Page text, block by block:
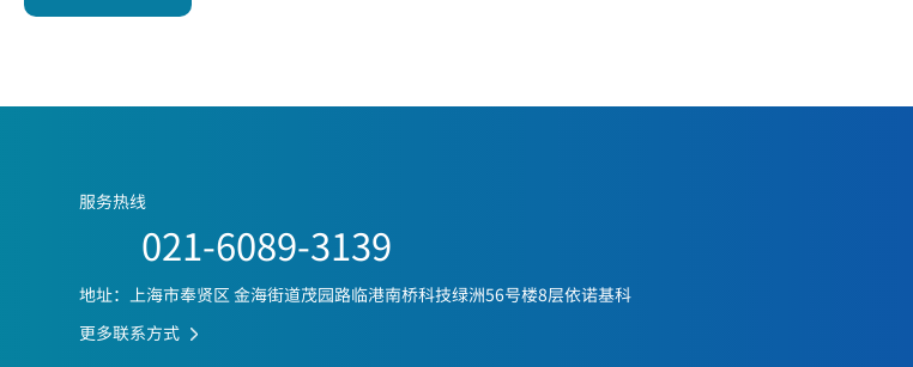
服务热线
021-6089-3139
地址：上海市奉贤区 金海街道茂园路临港南桥科技绿洲56号楼8层依诺基科
更多联系方式